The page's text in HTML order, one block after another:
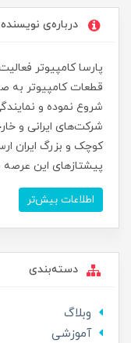
درباره‌ی نویسنده
شروع نموده و
شرکت‌های ایرانی و
کوچک و بزرگ ایران
پیشتازهای این
اطلاعات بیش‌تر
دسته‌بندی
وبلاگ
آموزشی